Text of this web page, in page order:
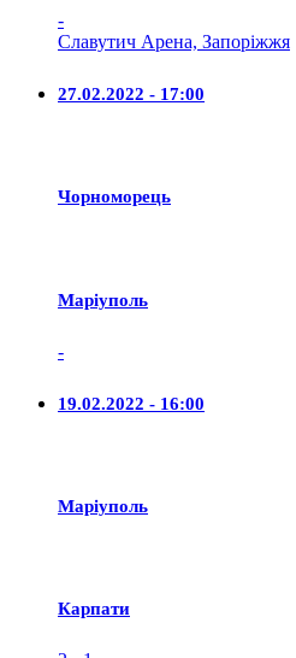
-
Славутич Арена, Запоріжжя
27.02.2022 - 17:00
Чорноморець
Маріуполь
-
19.02.2022 - 16:00
Маріуполь
Карпати